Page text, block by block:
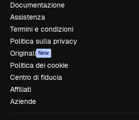
Documentazione
Assistenza
Termini e condizioni
Politica sulla privacy
Originali New
Politica dei cookie
Centro di fiducia
Affiliati
Aziende